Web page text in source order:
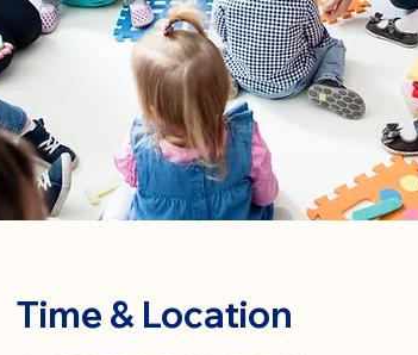
Time & Location